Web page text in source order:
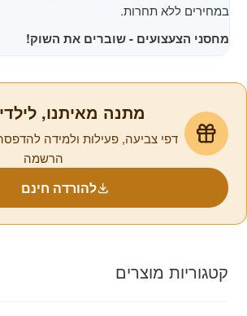
במחירים ללא תחרות.
מחסני הצעצועים - שוברים את השוק!
מתנה מאיתנו,
דפי צביעה, פעילות ולמידה
הרשמה
להורדה חינם
קטגוריות מוצרים